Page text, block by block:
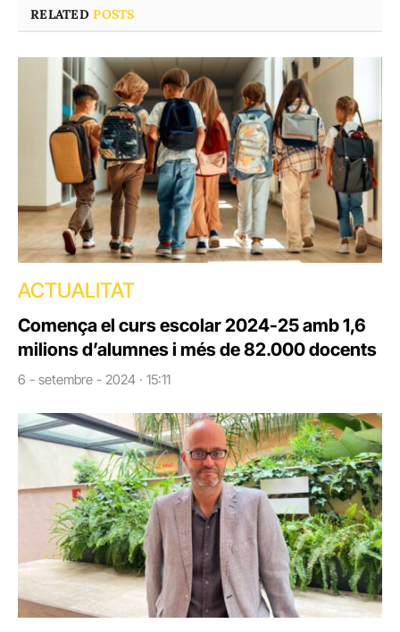
RELATEDPOSTS
ACTUALITAT
Comença el curs escolar 2024-25 amb 1,6
milions d’alumnes i més de 82.000 docents
6 - setembre - 2024 · 15:11